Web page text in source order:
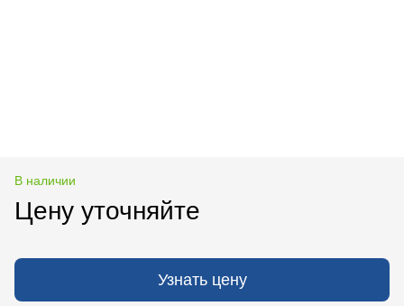
В наличии
Цену уточняйте
Узнать цену